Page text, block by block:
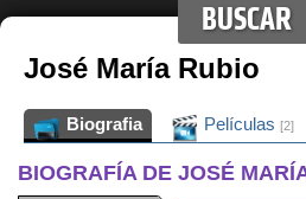
José María Rubio
Biografia Películas [2]
BIOGRAFÍA DE JOSÉ